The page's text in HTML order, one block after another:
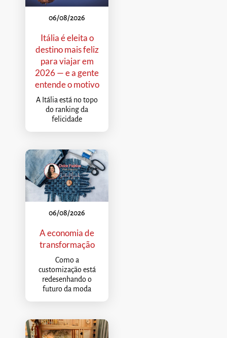
06/08/2026
Itália é eleita o
destino mais feliz
para viajar em
2026 — e a gente
entende o motivo
A Itália está no topo
do ranking da
felicidade
06/08/2026
A economia de
transformação
Como a
customização está
redesenhando o
futuro da moda